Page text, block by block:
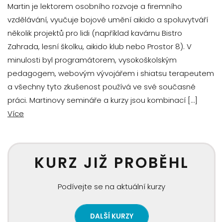
Martin je lektorem osobního rozvoje a firemního
vzdělávání, vyučuje bojové umění aikido a spoluvytváří
několik projektů pro lidi (například kavárnu Bistro
Zahrada, lesní školku, aikido klub nebo Prostor 8). V
minulosti byl programátorem, vysokoškolským
pedagogem, webovým vývojářem i shiatsu terapeutem
a všechny tyto zkušenost používá ve své současné
práci. Martinovy semináře a kurzy jsou kombinací […]
Více
KURZ JIŽ PROBĚHL
Podívejte se na aktuální kurzy
DALŠÍ KURZY